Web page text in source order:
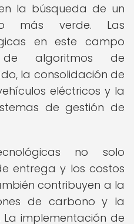
la búsqueda de un
más verde. Las
en este campo
algoritmos de
la consolidación de
eléctricos y la
de gestión de
no solo
entrega y los costos
contribuyen a la
de carbono y la
implementación de